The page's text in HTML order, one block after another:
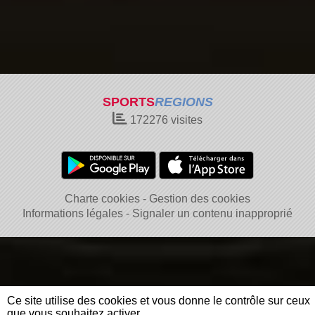
SPORTSREGIONS
172276 visites
Charte cookies
Gestion des cookies
Informations légales
Signaler un contenu inapproprié
Ce site utilise des cookies et vous donne le contrôle sur ceux